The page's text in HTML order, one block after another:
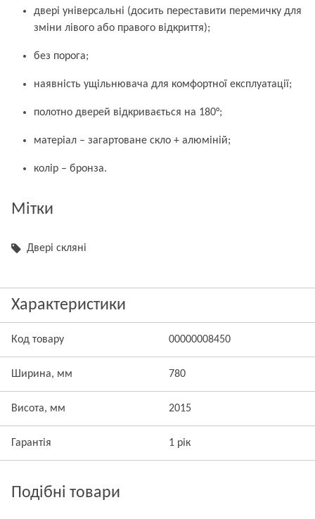
двері універсальні (досить переставити перемичку для
зміни лівого або правого відкриття);
без порога;
наявність ущільнювача для комфортної експлуатації;
полотно дверей відкривається на 180°;
матеріал – загартоване скло + алюміній;
колір – бронза.
Мітки
Двері скляні
Характеристики
Код товару 00000008450
Ширина, мм 780
Висота, мм 2015
Гарантія 1 рік
Подібні товари